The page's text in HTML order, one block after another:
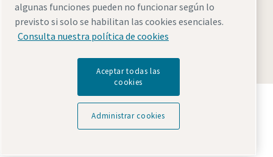
Legal & Privacy NoticesAdministrar cookiesAccesibilidad
Sitemap
© 2026 Atlas Copco AB
Descubre cómo Atlas Copco Group impulsa la
tecnología que transforma el futuro.
Visita la web de Atlas Copco Group
algunas funciones pueden no funcionar según lo
previsto si solo se habilitan las cookies esenciales.
Consulta nuestra política de cookies
Aceptar todas las
cookies
Administrar cookies